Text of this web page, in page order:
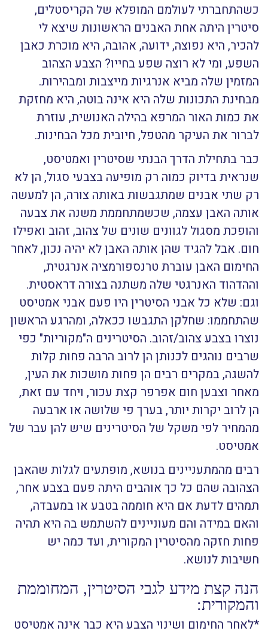
כשהתחברתי לעולמם המופלא של הקריסטלים,
סיטרין היתה אחת האבנים הראשונות שיצא לי
להכיר, היא נפוצה, ידועה, אהובה, היא מוכרת כאבן
השפע, ומי לא רוצה שפע בחייו? הצבע הצהוב
המזמין שלה מביא אנרגיות מייצבות ומבהירות.
מבחינת התכונות שלה היא אינה בוטה, היא מחזקת
את כמות האור המרפא בהילה האנושית, עוזרת
לברור את העיקר מהטפל, חיובית מכל הבחינות.
כבר בתחילת הדרך הבנתי שסיטרין ואמטיסט,
שנראית בדיוק כמוה רק מופיעה בצבעי סגול, הן לא
רק שתי אבנים שמתגבשות באותה צורה, הן למעשה
אותה האבן עצמה, שכשמתחממת משנה את צבעה
והופכת מסגול לגוונים שונים של צהוב, זהוב ואפילו
חום. אבל להגיד שהן אותה האבן לא יהיה נכון, לאחר
החימום האבן עוברת טרנספורמציה אנרגטית,
וההדהוד האנרגטי שלה משתנה בצורה דראסטית.
וגם: שלא כל אבני הסיטרין היו פעם אבני אמטיסט
שהתחממו: שחלקן התגבשו ככאלה, ומהרגע הראשון
נוצרו בצבע צהוב/זהוב. הסיטרינים ה"מקוריות" כפי
שרבים נוהגים לכנותן הן לרוב הרבה פחות קלות
להשגה, במקרים רבים הן פחות מושכות את העין,
מאחר וצבען חום אפרפר קצת עכור, ויחד עם זאת,
הן לרוב יקרות יותר, בערך פי שלושה או ארבעה
מהמחיר לפי משקל של הסיטרינים שיש להן עבר של
אמטיסט.
רבים מהמתעניינים בנושא, מופתעים לגלות שהאבן
הצהובה שהם כל כך אוהבים היתה פעם בצבע אחר,
תמהים לדעת אם היא חוממה בטבע או במעבדה,
והאם במידה והם מעוניינים להשתמש בה היא תהיה
פחות חזקה מהסיטרין המקורית, ועד כמה יש
חשיבות לנושא.
הנה קצת מידע לגבי הסיטרין, המחוממת
והמקורית:
*לאחר החימום ושינוי הצבע היא כבר אינה אמטיסט